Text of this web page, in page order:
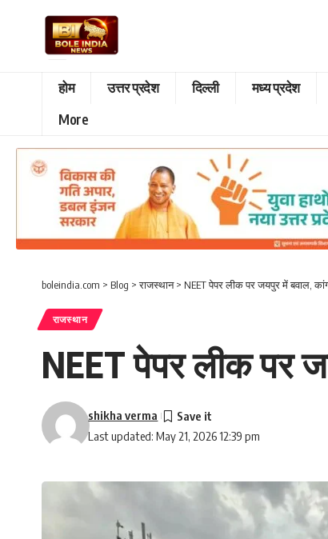
होम उत्तर प्रदेश दिल्ली मध्य प्रदेश
More
boleindia.com > Blog >राजस्थान> NEET पेपर लीक पर जयपुर में बवाल,
राजस्थान
NEET पेपर लीक पर
Last updated: May 21, 2026 12:39 pm
shikha verma